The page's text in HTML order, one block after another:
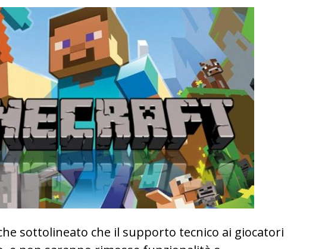
sottolineato che il supporto tecnico ai giocatori